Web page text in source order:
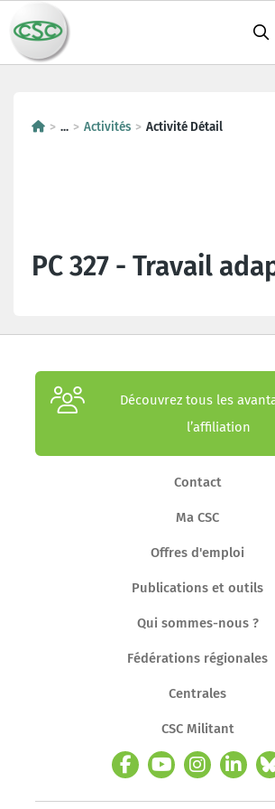
... Activités Activité Détail
PC 327 - Travail
Découvrez tous les
l’affiliation
Contact
Ma CSC
Offres d'emploi
Publications et outils
Qui sommes-nous ?
Fédérations régionales
Centrales
CSC Militant